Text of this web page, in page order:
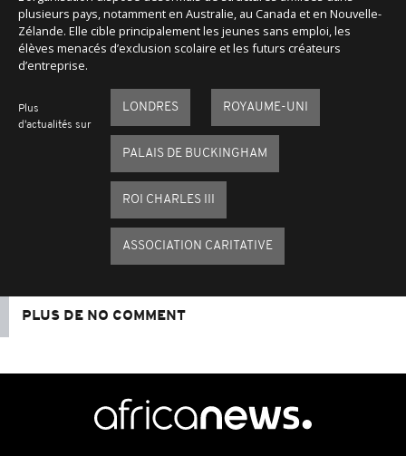
plusieurs pays, notamment en Australie, au Canada et en Nouvelle-
Zélande. Elle cible principalement les jeunes sans emploi, les
élèves menacés d’exclusion scolaire et les futurs créateurs
d’entreprise.
Plus
d'actualités sur
LONDRES ROYAUME-UNI
PALAIS DE BUCKINGHAM
ROI CHARLES III
ASSOCIATION CARITATIVE
PLUS DE NO COMMENT